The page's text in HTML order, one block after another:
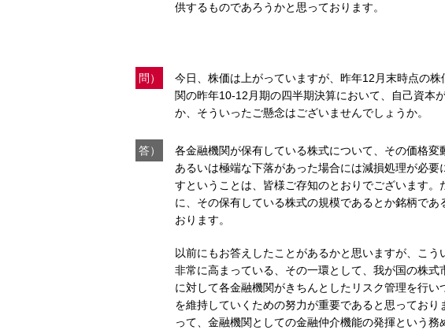
供するものであろうかと思っております。
問）
今日、株価は上がっていますが、昨年12月末時点の
関の昨年10‐12月期の四半期決算において、自己資本
か、そういったご懸念はございませんでしょうか。
答）
各金融機関が保有している株式について、その価格変
あるいは極端な下落があった場合には減損処理が必
すということは、皆様ご存知のとおりでございます
に、その保有している株式の規模であるとか銘柄で
おります。
以前にもお答えしたことがあるかと思いますが、こ
非常に高まっている、その一環として、我が国の株
に対して各金融機関がきちんとしたリスク管理を行
を維持していくための努力が重要であると思ってお
って、金融機関としての金融仲介機能の発揮という